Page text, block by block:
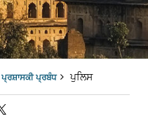
ਪ੍ਰਸ਼ਾਸਕੀ ਪ੍ਰਬੰਧ ਪੁਲਿਸ